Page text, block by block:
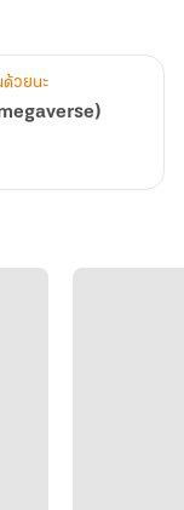
ด้วยนะ